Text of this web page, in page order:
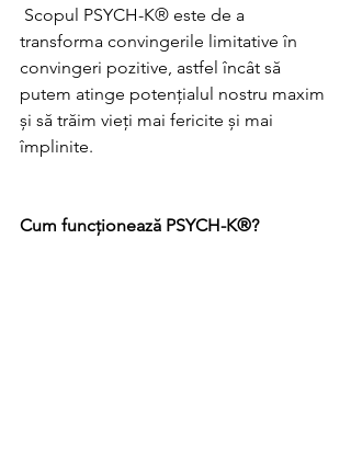
transforma convingerile limitative în
convingeri pozitive, astfel încât să
putem atinge potențialul nostru maxim
și să trăim vieți mai fericite și mai
împlinite.
Cum funcționează PSYCH-K®?